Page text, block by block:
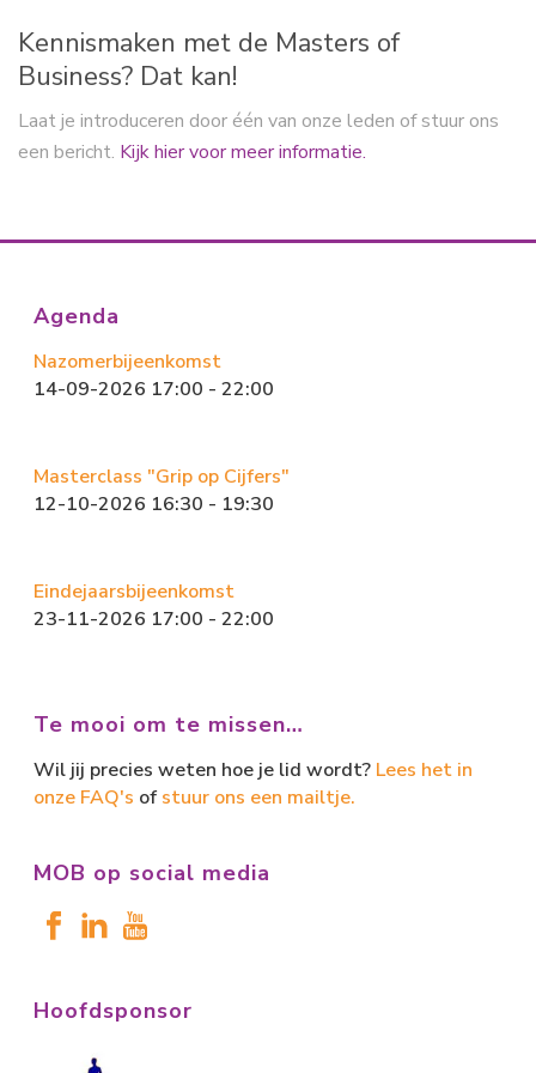
Kennismaken met de Masters of
Business? Dat kan!
Laat je introduceren door één van onze leden of stuur ons
een bericht. Kijk hier voor meer informatie.
Agenda
Nazomerbijeenkomst
14-09-2026 17:00 - 22:00
Masterclass "Grip op Cijfers"
12-10-2026 16:30 - 19:30
Eindejaarsbijeenkomst
23-11-2026 17:00 - 22:00
Te mooi om te missen…
Wil jij precies weten hoe je lid wordt? Lees het in
onze FAQ's of stuur ons een mailtje.
MOB op social media
Hoofdsponsor